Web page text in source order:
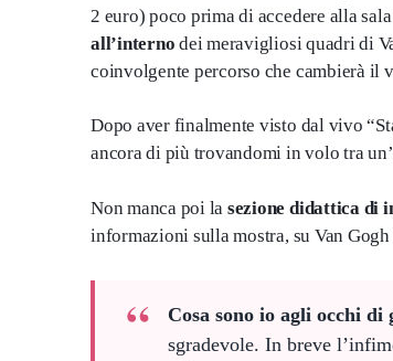
2 euro) poco prima di accedere alla
all’interno dei meravigliosi quadri di
coinvolgente percorso che cambierà il
Dopo aver finalmente visto dal vivo
ancora di più trovandomi in volo tra
Non manca poi la sezione didattica di
informazioni sulla mostra, su Van
Cosa sono io agli occhi di
sgradevole. In breve